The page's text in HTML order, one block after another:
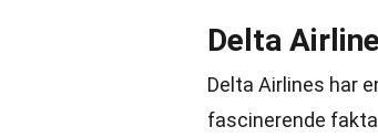
Delta
Delta Airlines har
fascinerende